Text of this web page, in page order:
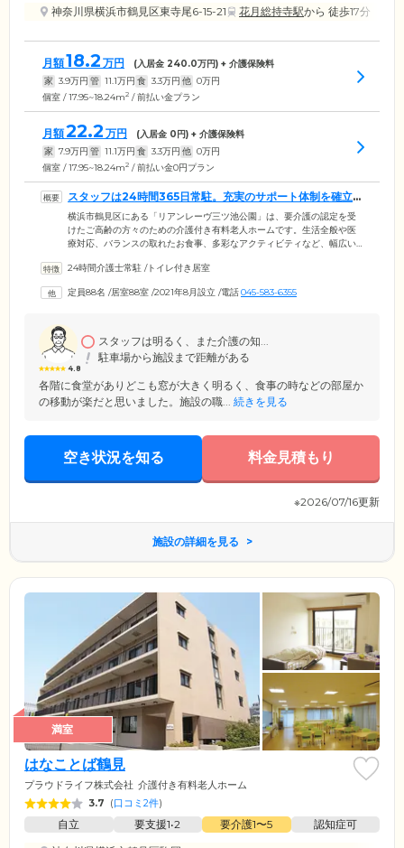
神奈川県横浜市鶴見区東寺尾6-15-21
花月総持寺駅から 徒歩17分
月額18.2 万円 (入居金 240.0万円) + 介護保険料
家 3.9万円 管 11.1万円 食 3.3万円 他 0万円
個室 / 17.95~18.24m2 / 前払い金プラン
月額22.2 万円 (入居金 0円) + 介護保険料
家 7.9万円 管 11.1万円 食 3.3万円 他 0万円
個室 / 17.95~18.24m2 / 前払い金0円プラン
スタッフは24時間365日常駐。充実のサポート体制を確立し
ております
横浜市鶴見区にある「リアンレーヴ三ツ池公園」は、要介護の認定を受
けたご高齢の方々のための介護付き有料老人ホームです。生活全般や医
療対応、バランスの取れたお食事、多彩なアクティビティなど、幅広い
でも「自分らしい」生活をご支援いたします。館内は段差をなくし、つ
なさまのプライバシーに配慮した個室をご用意しました。暮らしのなか
します。
24時間介護士常駐 /トイレ付き居室
定員88名 /居室88室 /2021年8月設立 /電話045-583-6355
4.8
スタッフは明るく、また介護の知...
駐車場から施設まで距離がある
各階に食堂がありどこも窓が大きく明るく、食事の時などの部屋か
の移動が楽だと思いました。施設の職... 続きを見る
空き状況を知る 料金見積もり
※2026/07/16更新
施設の詳細を見る
満室
はなことば鶴見
プラウドライフ株式会社 介護付き有料老人ホーム
3.7 (口コミ2件)
自立 要支援1•2 要介護1〜5
認知症可